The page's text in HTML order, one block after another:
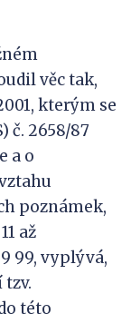
věc tak,
kterým se
č. 2658/87
a o
poznámek,
až
99, vyplývá,
tzv.
této